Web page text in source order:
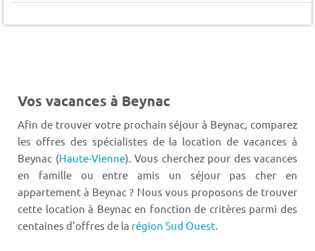
Vos vacances à Beynac
Afin de trouver votre prochain séjour à Beynac, comparez
les offres des spécialistes de la location de vacances à
Beynac (Haute-Vienne). Vous cherchez pour des vacances
en famille ou entre amis un séjour pas cher en
appartement à Beynac ? Nous vous proposons de trouver
cette location à Beynac en fonction de critères parmi des
centaines d'offres de la région Sud Ouest.